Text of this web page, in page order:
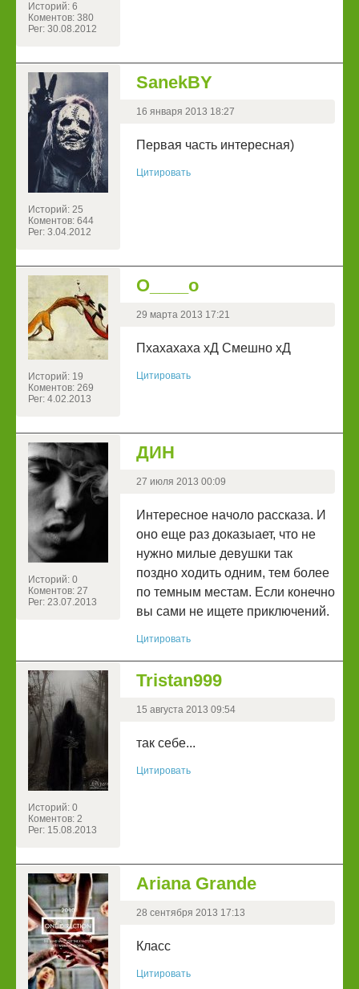
Историй: 6
Коментов: 380
Рег: 30.08.2012
Историй: 25
Коментов: 644
Рег: 3.04.2012
SanekBY
16 января 2013 18:27
Первая часть интересная)
Цитировать
Историй: 19
Коментов: 269
Рег: 4.02.2013
О____о
29 марта 2013 17:21
Пхахахаха хД Смешно хД
Цитировать
Историй: 0
Коментов: 27
Рег: 23.07.2013
ДИН
27 июля 2013 00:09
Интересное начоло рассказа. И
оно еще раз доказыает, что не
нужно милые девушки так
поздно ходить одним, тем более
по темным местам. Если конечно
вы сами не ищете приключений.
Цитировать
Историй: 0
Коментов: 2
Рег: 15.08.2013
Tristan999
15 августа 2013 09:54
так себе...
Цитировать
Ariana Grande
28 сентября 2013 17:13
Класс
Цитировать